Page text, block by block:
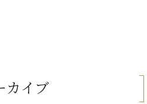
カイブ